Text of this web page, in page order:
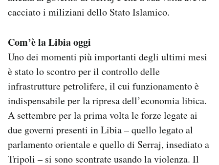
cacciato i miliziani dello Stato Islamico.
Com’è la Libia oggi
Uno dei momenti più importanti degli ultimi mesi
è stato lo scontro per il controllo delle
infrastrutture petrolifere, il cui funzionamento è
indispensabile per la ripresa dell’economia libica.
A settembre per la prima volta le forze legate ai
due governi presenti in Libia – quello legato al
parlamento orientale e quello di Serraj, insediato a
Tripoli – si sono scontrate usando la violenza. Il